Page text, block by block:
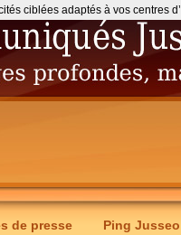
de presse Ping Jusseo
ciblées adaptés à vos centres